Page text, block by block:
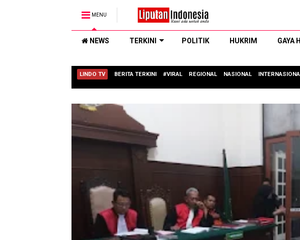
MENU
NEWS TERKINI POLITIK HUKRIM GAYA
LINDO TV BERITA TERKINI #VIRAL REGIONAL NASIONAL